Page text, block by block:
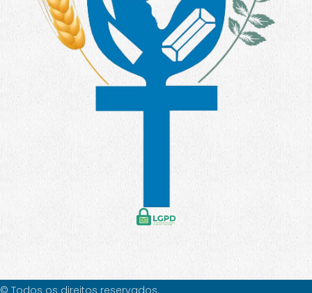
© Todos os direitos reservados.